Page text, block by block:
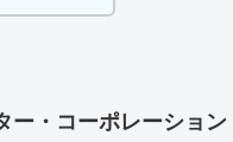
ー・コーポレーション